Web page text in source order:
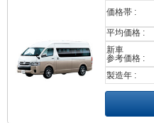
価格帯 :
平均価格 :
新車
参考価格 :
製造年 :